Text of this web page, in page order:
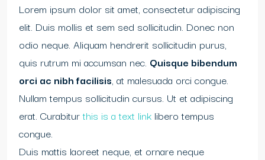
Lorem ipsum dolor sit amet, consectetur adipiscing
elit. Duis mollis et sem sed sollicitudin. Donec non
odio neque. Aliquam hendrerit sollicitudin purus,
quis rutrum mi accumsan nec. Quisque bibendum
orci ac nibh facilisis, at malesuada orci congue.
Nullam tempus sollicitudin cursus. Ut et adipiscing
erat. Curabiturthis is a text link libero tempus
congue.
Duis mattis laoreet neque, et ornare neque